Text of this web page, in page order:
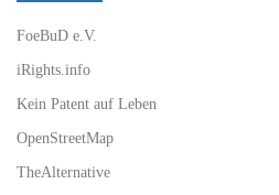
FoeBuD e.V.
iRights.info
Kein Patent auf Leben
OpenStreetMap
TheAlternative